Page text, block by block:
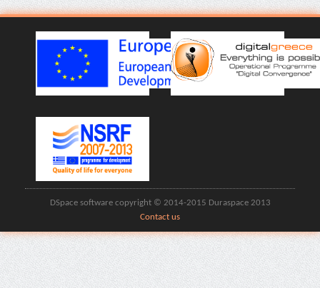
DSpace software copyright © 2014-2015 Duraspace 2013
Contact us